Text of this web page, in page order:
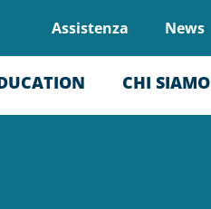
Assistenza News
CHI SIAMO